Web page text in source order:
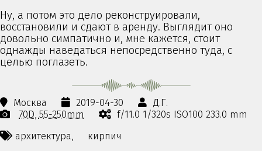
Ну, а потом это дело реконструировали,
восстановили и сдают в аренду. Выглядит оно
довольно симпатично и, мне кажется, стоит
однажды наведаться непосредственно туда, с
целью поглазеть.
Москва 2019-04-30
Д.Г.
70D 55-250mm
f/11.0 1/320s ISO100 233.0 mm
архитектура,
кирпич